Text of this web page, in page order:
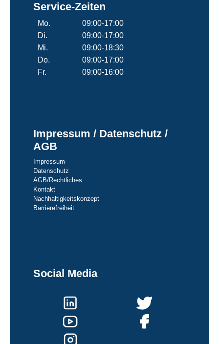
Service-Zeiten
Mo.
09:00-17:00
Di.
09:00-17:00
Mi.
09:00-18:30
Do.
09:00-17:00
Fr.
09:00-16:00
Impressum / Datenschutz /
AGB
Impressum
Datenschutz
AGB/Rechtliches
Kontakt
Nachhaltigkeitskonzept
Barrierefreiheit
Social Media